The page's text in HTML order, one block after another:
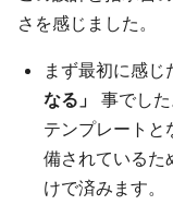
さを感じました。
まず最初に感じ
なる」
事でした
テンプレート
備されているた
けで済みます。